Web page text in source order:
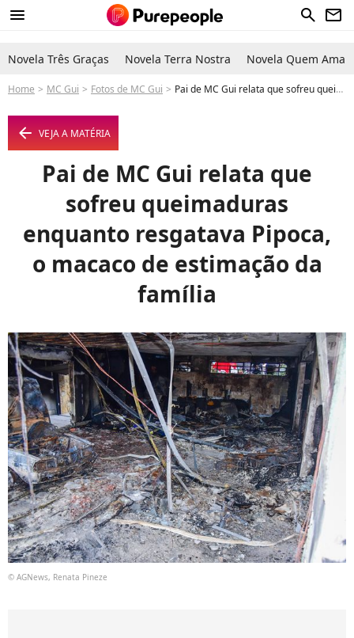
menu search newsletter
Novela Três Graças Novela Terra Nostra Novela Quem Ama
Home MC Gui Fotos de MC Gui Pai de MC Gui relata que sofreu queimaduras enquanto resgatava Pipoca, o macaco de estimação da família - Foto
arrow_left VEJA A MATÉRIA
Pai de MC Gui relata que
sofreu queimaduras
enquanto resgatava Pipoca,
o macaco de estimação da
família
© AGNews, Renata Pineze